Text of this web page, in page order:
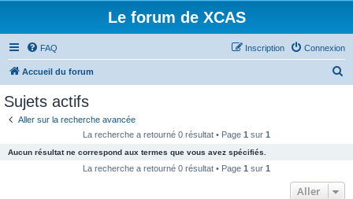
Le forum de XCAS
FAQ Connexion
Inscription
Accueil du forum
c
Sujets actifs
Aller sur la recherche avancée
La recherche a retourné 0 résultat • Page 1 sur 1
Aucun résultat ne correspond aux termes que vous avez spécifiés.
La recherche a retourné 0 résultat • Page 1 sur 1
Aller